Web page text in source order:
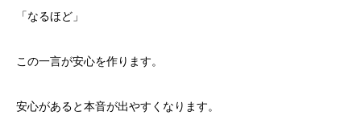
「なるほど」
この一言が安心を作ります。
安心があると本音が出やすくなります。